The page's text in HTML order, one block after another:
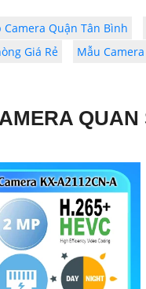
Camera Quận Tân Bình
Giá Rẻ Mẫu
QUAN